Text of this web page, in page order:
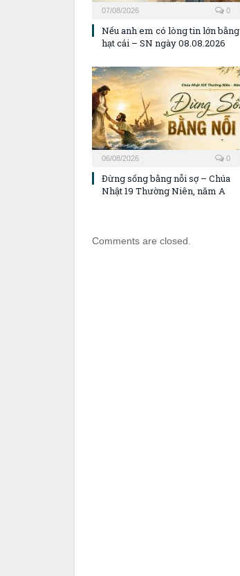
07/08/2026 0
Nếu anh em có lòng tin lớn bằng
hạt cải – SN ngày 08.08.2026
06/08/2026 0
Đừng sống bằng nỗi sợ – Chúa
Nhật 19 Thường Niên, năm A
Comments are closed.